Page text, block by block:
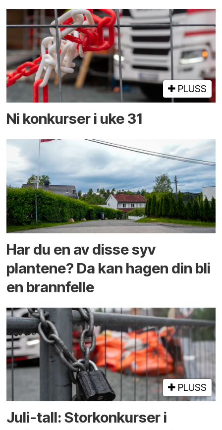
PLUSS
Ni konkurser i uke 31
Har du en av disse syv
plantene? Da kan hagen din bli
en brannfelle
PLUSS
Juli-tall: Storkonkurser i